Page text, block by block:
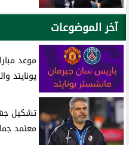
آخر الموضوعات
موعد
يونايتد
معتمد